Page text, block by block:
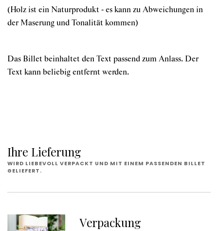
(Holz ist ein Naturprodukt - es kann zu Abweichungen in
der Maserung und Tonalität kommen)
Das Billet beinhaltet den Text passend zum Anlass. Der
Text kann beliebig entfernt werden.
Ihre Lieferung
WIRD LIEBEVOLL VERPACKT UND MIT EINEM PASSENDEN BILLET
GELIEFERT.
Verpackung